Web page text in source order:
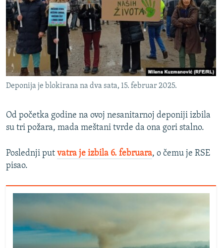
Deponija je blokirana na dva sata, 15. februar 2025.
Od početka godine na ovoj nesanitarnoj deponiji izbila
su tri požara, mada meštani tvrde da ona gori stalno.
Poslednji put vatra je izbila 6. februara, o čemu je RSE
pisao.